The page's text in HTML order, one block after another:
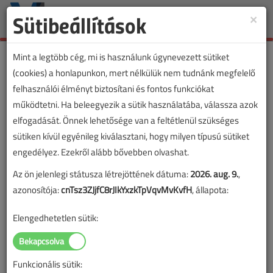
Toggle
×
Sütibeállítások
Mint a legtöbb cég, mi is használunk úgynevezett sütiket
(cookies) a honlapunkon, mert nélkülük nem tudnánk megfelelő
felhasználói élményt biztosítani és fontos funkciókat
működtetni. Ha beleegyezik a sütik használatába, válassza azok
elfogadását. Önnek lehetősége van a feltétlenül szükséges
sütiken kívül egyénileg kiválasztani, hogy milyen típusú sütiket
engedélyez. Ezekről alább bővebben olvashat.
Az ön jelenlegi státusza létrejöttének dátuma:2026. aug. 9.,
azonosítója:cnTsz3ZJjfC8rJIkYxzkTpVqvMvKvfH, állapota:
Elengedhetetlen sütik:
Funkcionális sütik: